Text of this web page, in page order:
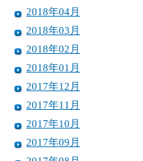
2018年04月
2018年03月
2018年02月
2018年01月
2017年12月
2017年11月
2017年10月
2017年09月